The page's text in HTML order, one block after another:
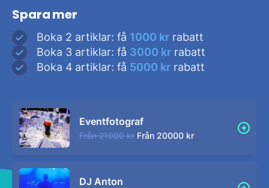
Spara mer
Boka 2 artiklar: få 1000 kr rabatt
Boka 3 artiklar: få 3000 kr rabatt
Boka 4 artiklar: få 5000 kr rabatt
Eventfotograf
Från 21000 kr Från 20000 kr
DJ Anton